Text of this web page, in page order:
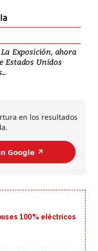
Exposición, ahora
Estados Unidos
en los resultados
Google ↗️
100% eléctricos